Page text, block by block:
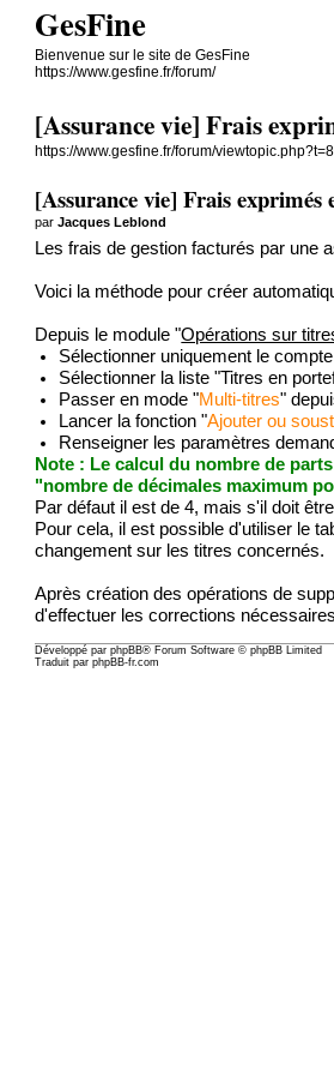
GesFine
Bienvenue sur le site de GesFine
https://www.gesfine.fr/forum/
[Assurance vie] Frais
https://www.gesfine.fr/forum/
[Assurance vie] Frais exprimés
parJacques Leblond
Les frais de gestion facturés par une
Voici la méthode pour créer
Depuis le module "Opérations sur
Sélectionner uniquement le
Sélectionner la liste "Titres en
Passer en mode "Multi-titres"
Lancer la fonction "Ajouter ou
Renseigner les paramètres
Note : Le calcul du nombre de
"nombre de décimales maximum
Par défaut il est de 4, mais s'il doit
Pour cela, il est possible d'utiliser le
changement sur les titres concernés.
Après création des opérations de
d'effectuer les corrections
Développé parphpBB® Forum Software © phpBB Limited
Traduit parphpBB-fr.com